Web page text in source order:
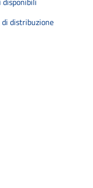
di distribuzione